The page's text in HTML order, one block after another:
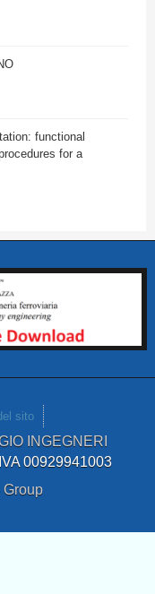
functional
for a
sito
INGEGNERI
00929941003
Group